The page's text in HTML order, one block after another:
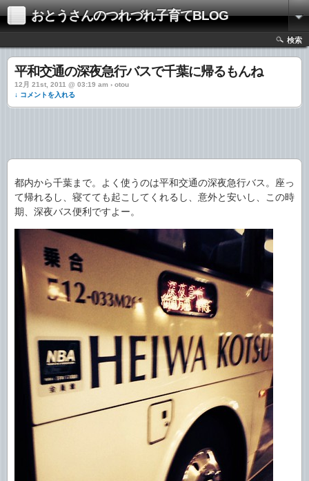
おとうさんのつれづれ子育てBLOG
検索
平和交通の深夜急行バスで千葉に帰るもんね
12月 21st, 2011 @ 03:19 am › otou
↓ コメントを入れる
都内から千葉まで。よく使うのは平和交通の深夜急行バス。座っ
て帰れるし、寝てても起こしてくれるし、意外と安いし、この時
期、深夜バス便利ですよー。